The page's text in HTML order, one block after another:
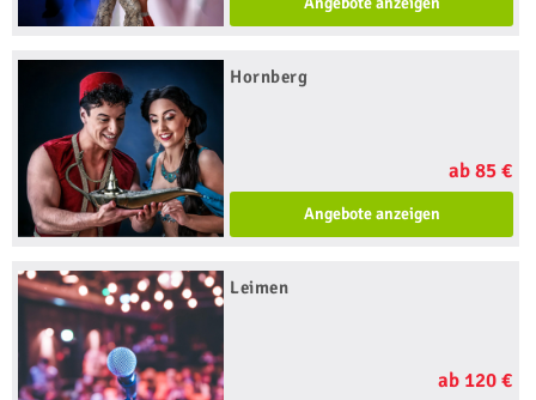
Hornberg
ab 85 €
Angebote anzeigen
Leimen
ab 120 €